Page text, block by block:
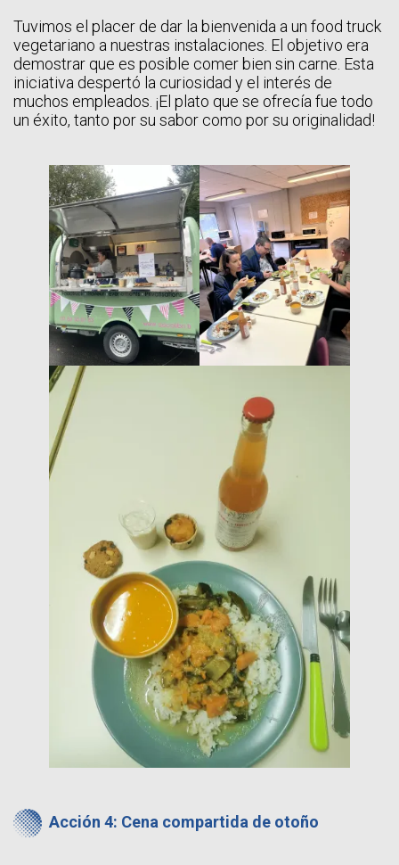
Tuvimos el placer de dar la bienvenida a un food truck
vegetariano a nuestras instalaciones. El objetivo era
demostrar que es posible comer bien sin carne. Esta
iniciativa despertó la curiosidad y el interés de
muchos empleados. ¡El plato que se ofrecía fue todo
un éxito, tanto por su sabor como por su originalidad!
Acción 4: Cena compartida de otoño